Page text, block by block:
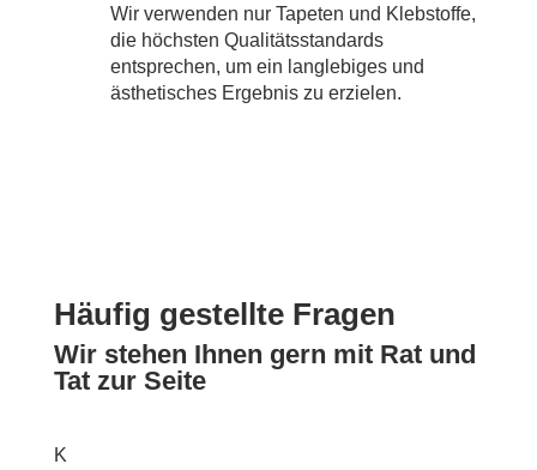
Wir verwenden nur Tapeten und Klebstoffe,
die höchsten Qualitätsstandards
entsprechen, um ein langlebiges und
ästhetisches Ergebnis zu erzielen.
Häufig gestellte Fragen
Wir stehen Ihnen gern mit Rat und
Tat zur Seite
K